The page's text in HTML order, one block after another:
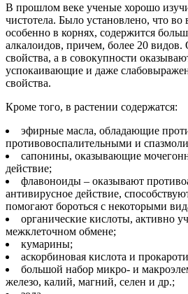
В прошлом веке ученые хорошо
чистотела. Было установлено, что во
особенно в корнях, содержится
алкалоидов, причем, более 20
свойства, а в совокупности
успокаивающие и даже
свойства.
Кроме того, в растении содержатся:
эфирные масла, обладающие
противовоспалительными и
сапонины, оказывающие
действие;
флавоноиды – оказывают
антивирусное действие,
помогают бороться с некоторыми
органические кислоты, активно
межклеточном обмене;
кумарины;
аскорбиновая кислота и
большой набор микро- и
железо, калий, магний, селен и др.;